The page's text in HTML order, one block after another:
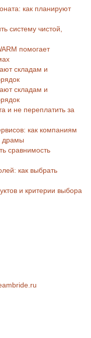
как планируют
систему чистой,
помогает
складам и
складам и
и не переплатить за
как компаниям
драмы
сравнимость
как выбрать
и критерии выбора